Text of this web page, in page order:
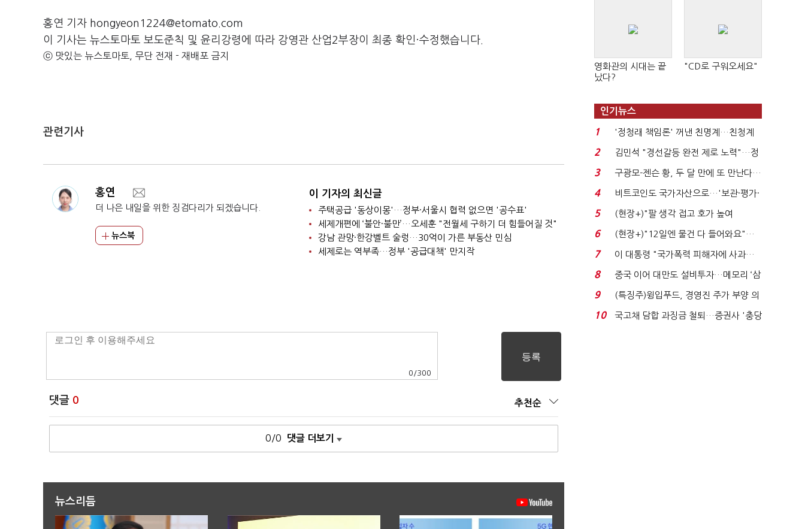
홍연 기자 hongyeon1224@etomato.com
이 기사는 뉴스토마토 보도준칙 및 윤리강령에 따라 강영관 산업2부장이 최종 확인·수정했습니다.
ⓒ 맛있는 뉴스토마토, 무단 전재 - 재배포 금지
관련기사
홍연
더 나은 내일을 위한 징검다리가 되겠습니다.
뉴스북
이 기자의 최신글
주택공급 '동상이몽'…정부·서울시 협력 없으면 '공수표'
세제개편에 ‘불안·불만’…오세훈 "전월세 구하기 더 힘들어질 것"
강남 관망·한강벨트 술렁…30억이 가른 부동산 민심
세제로는 역부족…정부 '공급대책' 만지작
0 /300
댓글 0 추천순
0/0 댓글 더보기
뉴스리듬
영화관의 시대는 끝
났다?
"CD로 구워오세요"
인기뉴스
1
'정청래 책임론' 꺼낸 친명계…친청계
는 추가투표 때리기...
2
김민석 "경선갈등 완전 제로 노력"…정
청래 "반명 공세 사...
3
구광모-젠슨 황, 두 달 만에 또 만난다…
로봇·AI 등 논...
4
비트코인도 국가자산으로…'보관·평가·
처분' 기준은 ...
5
(현장+)"팔 생각 접고 호가 높여
요"…'덜 똘똘한 한 채' 20...
6
(현장+)"12일엔 물건 다 들어와요"…
빈 매대 채우며 문 연 ...
7
이 대통령 "국가폭력 피해자에 사과…
적극적 조사로 진...
8
중국 이어 대만도 설비투자…메모리 ‘삼
국전쟁’
9
(특징주)윙입푸드, 경영진 주가 부양 의
지에 상한가...
10
국고채 담합 과징금 철퇴…증권사 '충당